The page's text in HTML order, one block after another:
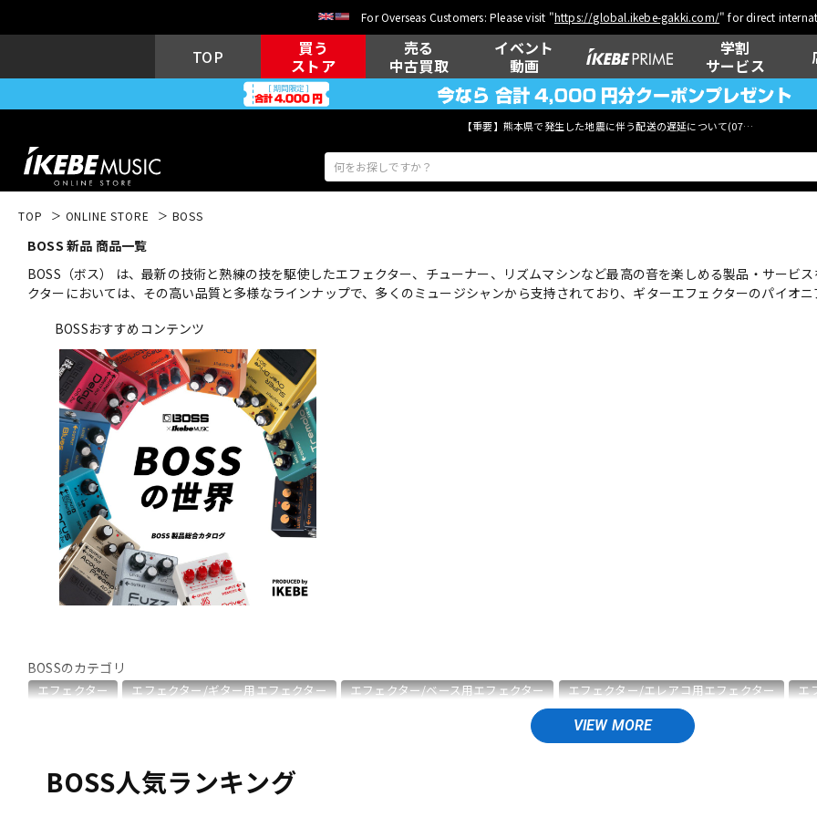
For Overseas Customers: Please visit "https://global.ikebe-gakki.com/" for direct
TOP
買う
ストア
売る
中古買取
イベント
動画
学割
サービス
【重要】熊本県で発生した地震に伴う配送の遅延について(07月29日
アコ
キーボード 電子ピアノ
DJ機器 DTM
中古 ヴィンテージ
TOP ONLINE STORE BOSS
BOSS 新品 商品一覧
BOSS（ボス） は、最新の技術と熟練の技を駆使したエフェクター、チューナー、リズムマシンなど最高の音を楽しめる製品・サービ
クターにおいては、その高い品質と多様なラインナップで、多くのミュージシャンから支持されており、ギターエフェクターのパイオ
BOSSおすすめコンテンツ
BOSSのカテゴリ
エフェクター エフェクター/ギター用エフェクター エフェクター/ベース用エフェクター エフェクター/エレアコ用エフェクター
エ
エフェクター/電源周辺機器
配信機器・ライブ機器 楽器アクセサリ
BOSS人気ランキング